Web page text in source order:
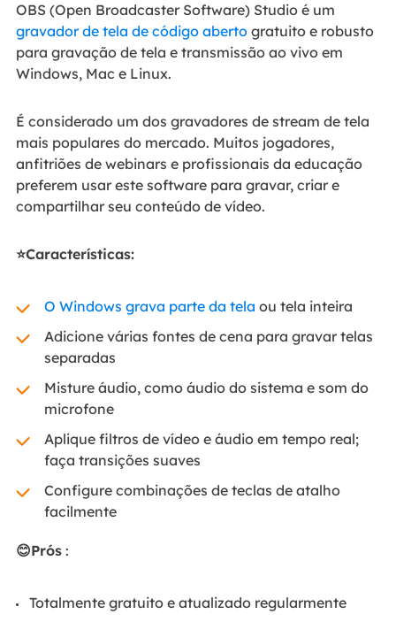
OBS (Open Broadcaster Software) Studio é um
gravador de tela de código abertogratuito e robusto
para gravação de tela e transmissão ao vivo em
Windows, Mac e Linux.
É considerado um dos gravadores de stream de tela
mais populares do mercado. Muitos jogadores,
anfitriões de webinars e profissionais da educação
preferem usar este software para gravar, criar e
compartilhar seu conteúdo de vídeo.
⭐Características:
O Windows grava parte da tela ou tela inteira
Adicione várias fontes de cena para gravar telas
separadas
Misture áudio, como áudio do sistema e som do
microfone
Aplique filtros de vídeo e áudio em tempo real;
faça transições suaves
Configure combinações de teclas de atalho
facilmente
😊Prós:
Totalmente gratuito e atualizado regularmente